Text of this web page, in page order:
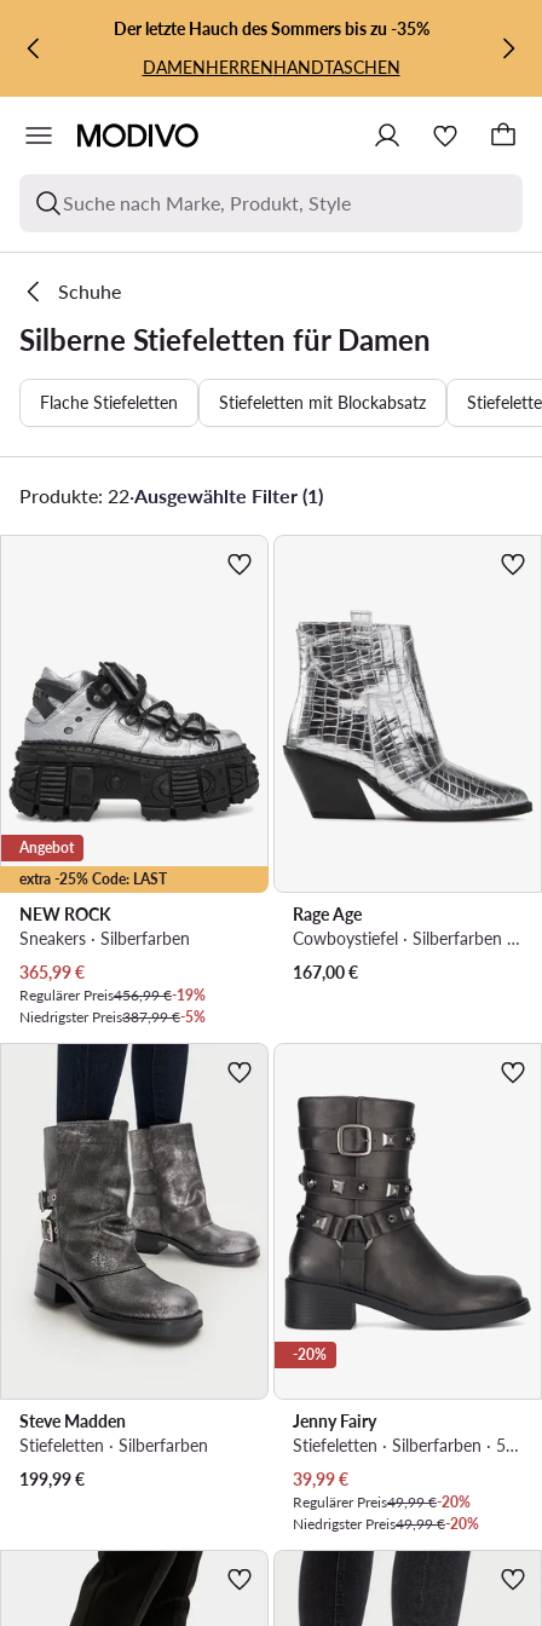
ZUM HAUPTINHALT SPRINGEN
ZUR SUCHEDer letzte Hauch des Sommers bis zu -35%
DAMENHERRENHANDTASCHEN
Suche nach Marke, Produkt, Style
Schuhe
Silberne Stiefeletten für Damen
Flache Stiefeletten Stiefeletten mit Blockabsatz
Produkte: 22·Ausgewählte Filter (1)
extra -25% Code: LAST
Angebot
NEW ROCK
Sneakers · Silberfarben
Aktueller Preis
365,99€
Regulärer Preis456,99 €-19%
Niedrigster Preis387,99 €-5%
Rage Age
Cowboystiefel · Silberfarben · 6.5 cm
167,00€
Steve Madden
Stiefeletten · Silberfarben
199,99€
-20%
Jenny Fairy
Stiefeletten · Silberfarben · 5 cm
Aktueller Preis
39,99€
Regulärer Preis49,99 €-20%
Niedrigster Preis49,99 €-20%